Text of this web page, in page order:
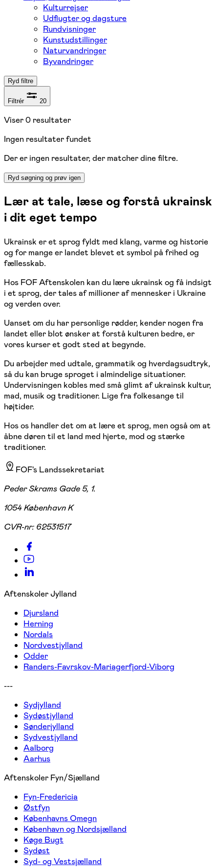
Kulturrejser
Udflugter og dagsture
Rundvisninger
Kunstudstillinger
Naturvandringer
Byvandringer
Ryd filtre
Filtrér 20
Viser0 resultater
Ingen resultater fundet
Der er ingen resultater, der matcher dine filtre.
Ryd søgning og prøv igen
Lær at tale, læse og forstå ukrainsk
i dit eget tempo
Ukrainsk er et sprog fyldt med klang, varme og historie
og for mange er landet blevet et symbol på frihed og
fællesskab.
Hos FOF Aftenskolen kan du lære ukrainsk og få indsigt
i et sprog, der tales af millioner af mennesker i Ukraine
og verden over.
Uanset om du har personlige rødder, kender nogen fra
landet eller blot ønsker at forstå kulturen bedre, er
vores kurser et godt sted at begynde.
Du arbejder med udtale, grammatik og hverdagsudtryk,
så du kan bruge sproget i almindelige situationer.
Undervisningen kobles med små glimt af ukrainsk kultur,
mad, musik og traditioner. Lige fra folkesange til
højtider.
Hos os handler det om at lære et sprog, men også om at
åbne døren til et land med hjerte, mod og stærke
traditioner.
FOF's Landssekretariat
Peder Skrams Gade 5, 1.
1054 København K
CVR-nr: 62531517
Aftenskoler Jylland
Djursland
Herning
Nordals
Nordvestjylland
Odder
Randers-Favrskov-Mariagerfjord-Viborg
---
Sydjylland
Sydøstjylland
Sønderjylland
Sydvestjylland
Aalborg
Aarhus
Aftenskoler Fyn/Sjælland
Fyn-Fredericia
Østfyn
Københavns Omegn
København og Nordsjælland
Køge Bugt
Sydøst
Syd- og Vestsjælland